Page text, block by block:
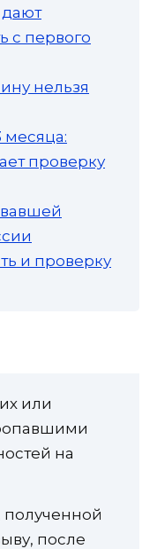
с первого
нельзя
месяца:
проверку
и проверку
или
на
после